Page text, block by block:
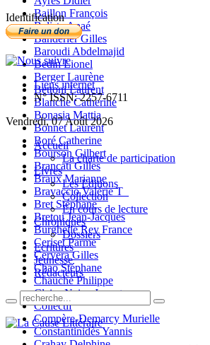
Baillon François
Balista Anaé
Banderier Gilles
Baroudi Abdelmajid
Bedin Lionel
Berger Laurène
Bettoni Laurent
Blanche Catherine
Bonasia Mattia
Bonnet Laurent
Boré Catherine
Bourson Gilbert
Brancati Gilles
Braux Marianne
Bravaccio Valérie T_
Bret Stéphane
Bretou Jean-Jacques
Burghelle Rey France
Ceriset Parme
Cervera Gilles
Chao Stéphane
Chauché Philippe
Claire-Neige Jaunet
Collectif
Compère-Demarcy Murielle
Constantinidès Yannis
Identification
Liens internet
N° ISSN: 2257-6711
Vendredi, 07 Août 2026
Accueil
La charte de participation
Livres
Les Editions
Collection
En cours de lecture
Chroniques
Dossiers
Ecritures
Jeunesse
Rédacteurs